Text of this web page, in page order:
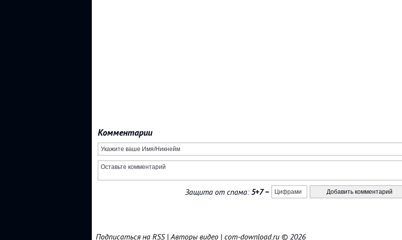
Комментарии
Защита от спама:5+7=
Подписаться на RSS|Авторы видео | com-download.ru © 2026